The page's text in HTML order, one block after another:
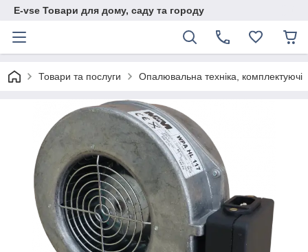
E-vse Товари для дому, саду та городу
Товари та послуги Опалювальна техніка, комплектуючі